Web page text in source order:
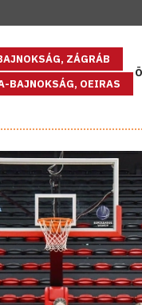
ZÁGRÁB
BAJNOKSÁG, OEIRAS